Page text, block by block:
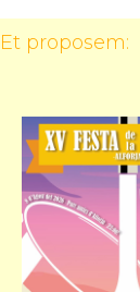
proposem: